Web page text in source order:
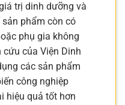
trị dinh dưỡng và
phẩm còn có
phụ gia không
của Viện Dinh
các sản phẩm
công nghiệp
hiệu quả tốt hơn